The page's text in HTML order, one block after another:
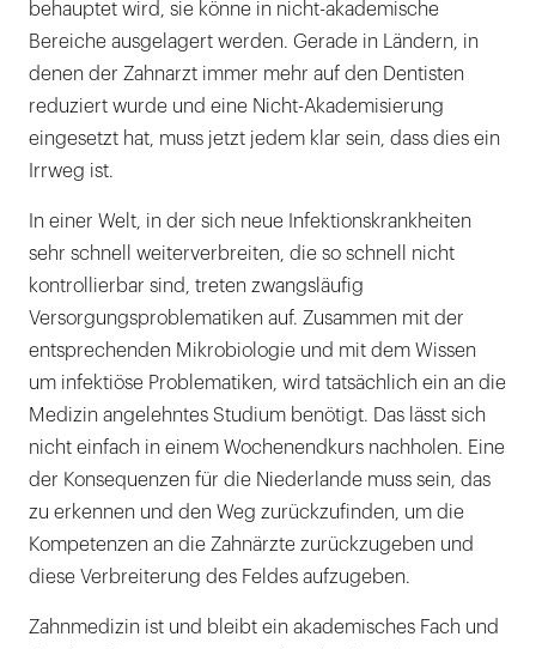
behauptet wird, sie könne in nicht-akademische
Bereiche ausgelagert werden. Gerade in Ländern, in
denen der Zahnarzt immer mehr auf den Dentisten
reduziert wurde und eine Nicht-Akademisierung
eingesetzt hat, muss jetzt jedem klar sein, dass dies ein
Irrweg ist.
In einer Welt, in der sich neue Infektionskrankheiten
sehr schnell weiterverbreiten, die so schnell nicht
kontrollierbar sind, treten zwangsläufig
Versorgungsproblematiken auf. Zusammen mit der
entsprechenden Mikrobiologie und mit dem Wissen
um infektiöse Problematiken, wird tatsächlich ein an die
Medizin angelehntes Studium benötigt. Das lässt sich
nicht einfach in einem Wochenendkurs nachholen. Eine
der Konsequenzen für die Niederlande muss sein, das
zu erkennen und den Weg zurückzufinden, um die
Kompetenzen an die Zahnärzte zurückzugeben und
diese Verbreiterung des Feldes aufzugeben.
Zahnmedizin ist und bleibt ein akademisches Fach und